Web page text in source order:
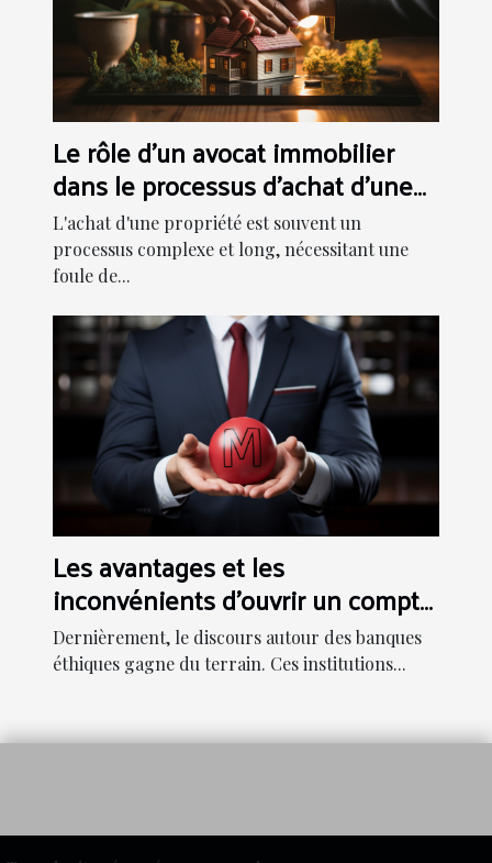
Le rôle d'un avocat immobilier
dans le processus d'achat d'une
propriété
L'achat d'une propriété est souvent un
processus complexe et long, nécessitant une
foule de...
Les avantages et les
inconvénients d'ouvrir un compte
dans une banque éthique
Dernièrement, le discours autour des banques
éthiques gagne du terrain. Ces institutions...